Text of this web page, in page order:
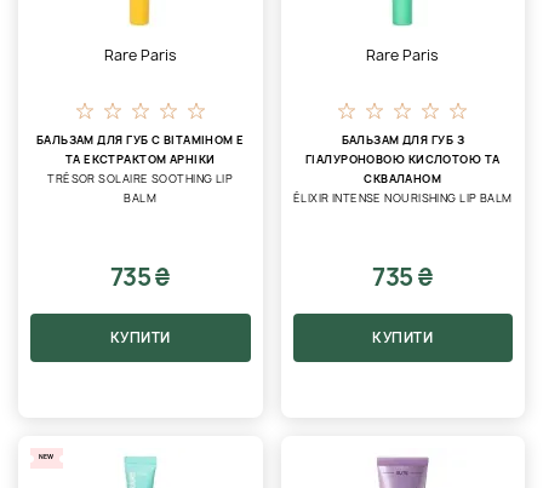
Rare Paris
БАЛЬЗАМ ДЛЯ ГУБ С ВІТАМІНОМ Е
ТА ЕКСТРАКТОМ АРНІКИ
TRÉSOR SOLAIRE SOOTHING LIP
BALM
735 ₴
КУПИТИ
Rare Paris
БАЛЬЗАМ ДЛЯ ГУБ З
ГІАЛУРОНОВОЮ КИСЛОТОЮ ТА
СКВАЛАНОМ
ÉLIXIR INTENSE NOURISHING LIP BALM
735 ₴
КУПИТИ
NEW